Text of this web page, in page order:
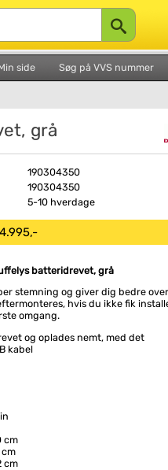
side Søg på VVS nummer
grå
190304350
190304350
5-10 hverdage
batteridrevet, grå
stemning og giver dig bedre
hvis du ikke fik
omgang.
og oplades nemt, med det
kabel
cm
cm
cm